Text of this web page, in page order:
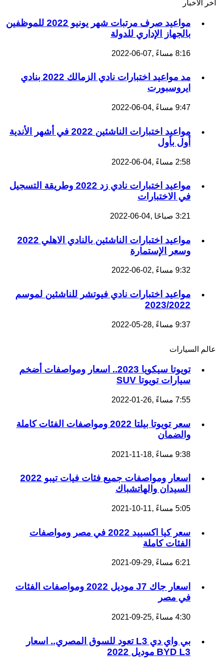
أخر الأخبار
مواعيد صرف مرتبات شهر يونيو 2022 للموظفين
بالجهاز الإداري للدولة
8:16 مساءً ,07-06-2022
مد مواعيد اختبارات نادي الزمالك 2022 بنادي
ايروسبورت
9:47 مساءً ,04-06-2022
مواعيد اختبارات الناشئين 2022 في أشهر الأندية
أول بأول
2:58 مساءً ,04-06-2022
مواعيد اختبارات نادي زد 2022 وطريقة التسجيل
في الاختبارات
3:21 صباحًا ,04-06-2022
مواعيد اختبارات الناشئين بالنادي الاهلي 2022
وسعر الإستمارة
9:32 مساءً ,02-06-2022
مواعيد اختبارات نادي فيوتشر للناشئين لموسم
2023/2022
9:37 مساءً ,28-05-2022
عالم السيارات
تويوتا سيكويا 2023.. اسعار ومواصفات أضخم
سيارات تويوتا SUV
7:55 مساءً ,26-01-2022
سعر تويوتا بيلتا 2022 ومواصفات الفئات كاملة
والضمان
9:38 مساءً ,18-11-2021
اسعار ومواصفات جميع فئات فيات تيبو 2022
السيدان والهاتشباك
5:05 مساءً ,11-10-2021
سعر كيا اكسييد 2022 في مصر ومواصفات
الفئات كاملة
6:21 مساءً ,29-09-2021
اسعار جاك J7 موديل 2022 ومواصفات الفئات
في مصر
4:30 مساءً ,25-09-2021
بي واي دي L3 تعود للسوق المصري.. اسعار
BYD L3 موديل 2022